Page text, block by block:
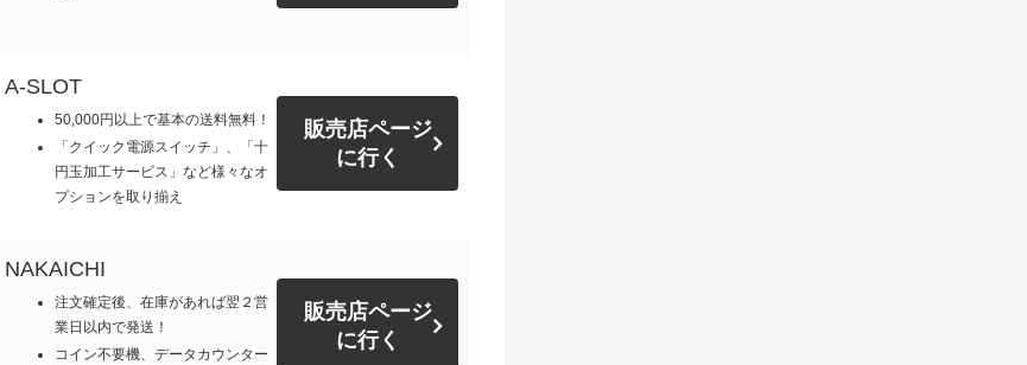
A-SLOT
50,000円以上で基本の送料無料！
「クイック電源スイッチ」、「十
円玉加工サービス」など様々なオ
プションを取り揃え
販売店ページ
に行く
NAKAICHI
注文確定後、在庫があれば翌２営
業日以内で発送！
コイン不要機、データカウンター
販売店ページ
に行く